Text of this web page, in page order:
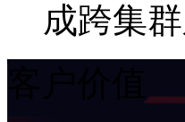
成跨集